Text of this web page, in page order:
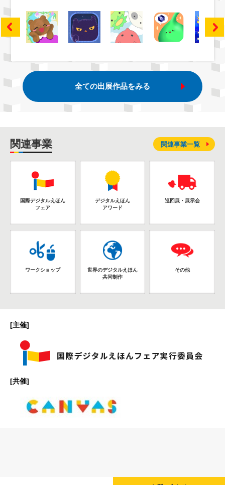
全ての出展作品をみる
関連事業
国際デジタルえほん
フェア
デジタルえほん
アワード
巡回展・展示会
ワークショップ
世界のデジタルえほん
共同制作
その他
関連事業一覧
[主催]
[共催]